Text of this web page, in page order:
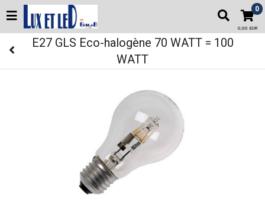
0
0,00 EUR
E27 GLS Eco-halogène 70 WATT = 100
WATT